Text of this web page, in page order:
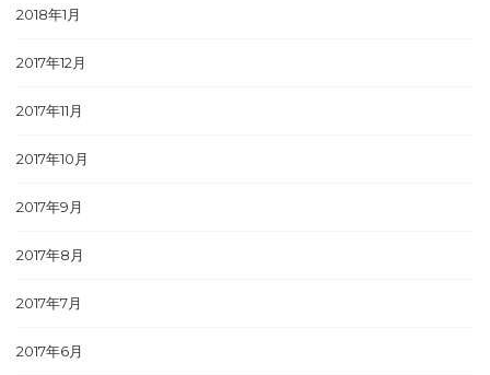
2018年1月
2017年12月
2017年11月
2017年10月
2017年9月
2017年8月
2017年7月
2017年6月